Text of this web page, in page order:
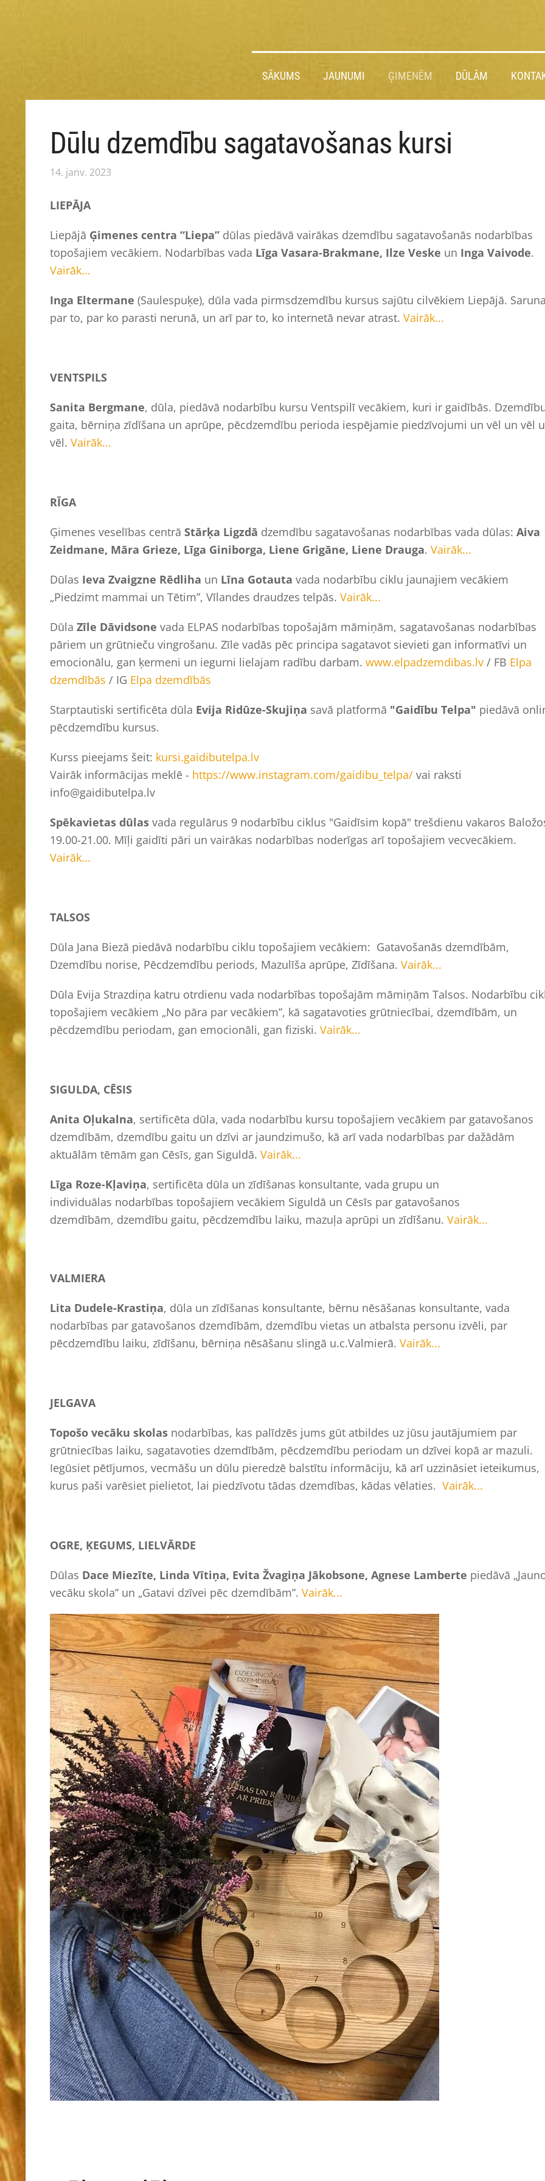
SĀKUMS JAUNUMI ĢIMENĒM DŪLĀM
Dūlu dzemdību sagatavošanas kursi
14. janv. 2023
LIEPĀJA
Liepājā Ģimenes centra “Liepa” dūlas piedāvā vairākas dzemdību sagatavošanās nodarbības
topošajiem vecākiem. Nodarbības vada Līga Vasara-Brakmane, Ilze Veske un Inga Vaivode.
Vairāk...
Inga Eltermane (Saulespuķe), dūla vada pirmsdzemdību kursus sajūtu cilvēkiem Liepājā.
par to, par ko parasti nerunā, un arī par to, ko internetā nevar atrast. Vairāk...
VENTSPILS
Sanita Bergmane, dūla, piedāvā nodarbību kursu Ventspilī vecākiem, kuri ir gaidībās.
gaita, bērniņa zīdīšana un aprūpe, pēcdzemdību perioda iespējamie piedzīvojumi un vēl un vēl
vēl. Vairāk...
RĪGA
Ģimenes veselības centrā Stārķa Ligzdā dzemdību sagatavošanas nodarbības vada dūlas: Aiva
Zeidmane, Māra Grieze, Līga Giniborga, Liene Grigāne, Liene Drauga. Vairāk...
Dūlas Ieva Zvaigzne Rēdliha un Līna Gotauta vada nodarbību ciklu jaunajiem vecākiem
„Piedzimt mammai un Tētim”, Vīlandes draudzes telpās. Vairāk...
Dūla Zīle Dāvidsone vada ELPAS nodarbības topošajām māmiņām, sagatavošanas nodarbības
pāriem un grūtnieču vingrošanu. Zīle vadās pēc principa sagatavot sievieti gan informatīvi un
emocionālu, gan ķermeni un iegurni lielajam radību darbam. www.elpadzemdibas.lv / FB Elpa
dzemdībās / IG Elpa dzemdībās
Starptautiski sertificēta dūla Evija Ridūze-Skujiņa savā platformā "Gaidību Telpa" piedāvā
pēcdzemdību kursus.
Kurss pieejams šeit: kursi.gaidibutelpa.lv
Vairāk informācijas meklē - https://www.instagram.com/gaidibu_telpa/ vai raksti
info@gaidibutelpa.lv
Spēkavietas dūlas vada regulārus 9 nodarbību ciklus "Gaidīsim kopā" trešdienu vakaros
19.00-21.00. Mīļi gaidīti pāri un vairākas nodarbības noderīgas arī topošajiem vecvecākiem.
Vairāk...
TALSOS
Dūla Jana Biezā piedāvā nodarbību ciklu topošajiem vecākiem: Gatavošanās dzemdībām,
Dzemdību norise, Pēcdzemdību periods, Mazulīša aprūpe, Zīdīšana. Vairāk...
Dūla Evija Strazdiņa katru otrdienu vada nodarbības topošajām māmiņām Talsos. Nodarbību
topošajiem vecākiem „No pāra par vecākiem”, kā sagatavoties grūtniecībai, dzemdībām, un
pēcdzemdību periodam, gan emocionāli, gan fiziski. Vairāk...
SIGULDA, CĒSIS
Anita Oļukalna, sertificēta dūla, vada nodarbību kursu topošajiem vecākiem par gatavošanos
dzemdībām, dzemdību gaitu un dzīvi ar jaundzimušo, kā arī vada nodarbības par dažādām
aktuālām tēmām gan Cēsīs, gan Siguldā. Vairāk...
Līga Roze-Kļaviņa, sertificēta dūla un zīdīšanas konsultante, vada grupu un
individuālas nodarbības topošajiem vecākiem Siguldā un Cēsīs par gatavošanos
dzemdībām, dzemdību gaitu, pēcdzemdību laiku, mazuļa aprūpi un zīdīšanu. Vairāk...
VALMIERA
Lita Dudele-Krastiņa, dūla un zīdīšanas konsultante, bērnu nēsāšanas konsultante, vada
nodarbības par gatavošanos dzemdībām, dzemdību vietas un atbalsta personu izvēli, par
pēcdzemdību laiku, zīdīšanu, bērniņa nēsāšanu slingā u.c.Valmierā. Vairāk...
JELGAVA
Topošo vecāku skolas nodarbības, kas palīdzēs jums gūt atbildes uz jūsu jautājumiem par
grūtniecības laiku, sagatavoties dzemdībām, pēcdzemdību periodam un dzīvei kopā ar mazuli.
Iegūsiet pētījumos, vecmāšu un dūlu pieredzē balstītu informāciju, kā arī uzzināsiet ieteikumus,
kurus paši varēsiet pielietot, lai piedzīvotu tādas dzemdības, kādas vēlaties. Vairāk...
OGRE, ĶEGUMS, LIELVĀRDE
Dūlas Dace Miezīte, Linda Vītiņa, Evita Žvagiņa Jākobsone, Agnese Lamberte piedāvā
vecāku skola” un „Gatavi dzīvei pēc dzemdībām”. Vairāk...